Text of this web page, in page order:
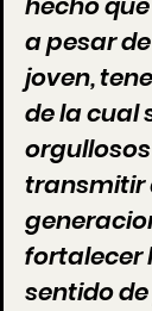
a pesar
joven,
de la cual
transmitir
fortalecer
sentido